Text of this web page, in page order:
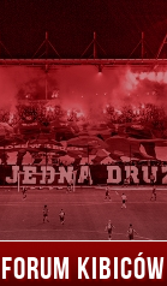
FORUM KIBICÓW